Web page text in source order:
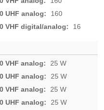
160
16
25 W
25 W
25 W
25 W